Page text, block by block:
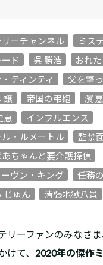
リーチャンネル ミス
ド
呉 勝浩
おれ
ティンティ
父を撃
譲
帝国の弔砲 濱
恵
インフルエンス
ル・ルメートル
監禁
ちゃんと要介護探偵
ーヴン・キング
任務
じゅん
清張地獄八景
リーファンのみなさ
けて、 2020年の傑作